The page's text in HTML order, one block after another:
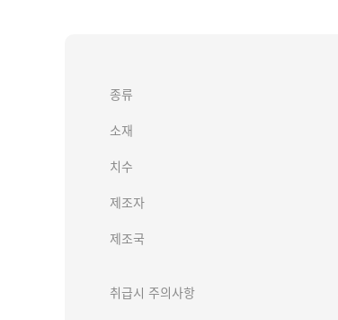
종류
소재
치수
제조자
제조국
취급시 주의사항